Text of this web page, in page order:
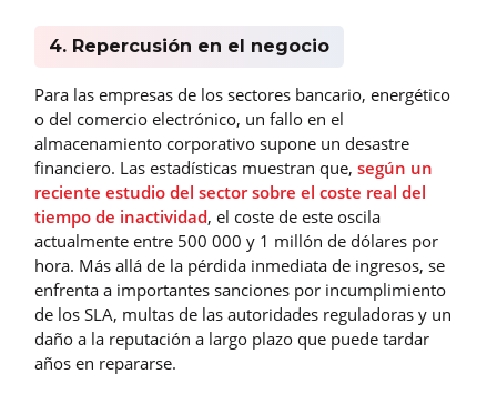
4. Repercusión en el negocio
Para las empresas de los sectores bancario, energético
o del comercio electrónico, un fallo en el
almacenamiento corporativo supone un desastre
financiero. Las estadísticas muestran que, según un
reciente estudio del sector sobre el coste real del
tiempo de inactividad, el coste de este oscila
actualmente entre 500 000 y 1 millón de dólares por
hora. Más allá de la pérdida inmediata de ingresos, se
enfrenta a importantes sanciones por incumplimiento
de los SLA, multas de las autoridades reguladoras y un
daño a la reputación a largo plazo que puede tardar
años en repararse.